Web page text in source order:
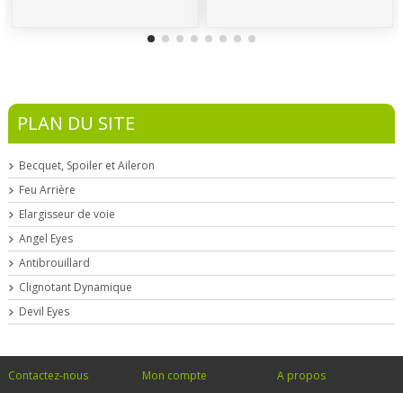
PLAN DU SITE
Becquet, Spoiler et Aileron
Feu Arrière
Elargisseur de voie
Angel Eyes
Antibrouillard
Clignotant Dynamique
Devil Eyes
Contactez-nous Mon compte A propos